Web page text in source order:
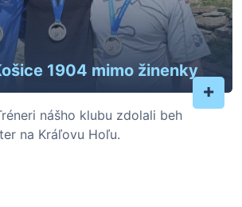
1904 mimo žinenky
+
nášho klubu zdolali beh
na Kráľovu Hoľu.